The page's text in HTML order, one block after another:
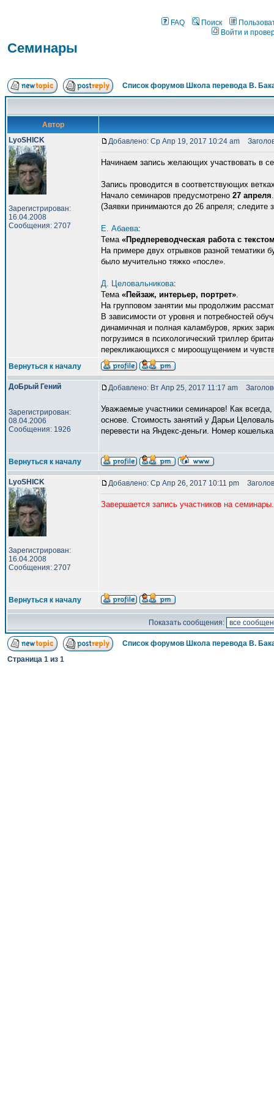
FAQ Поиск
Войти и
Семинары
Список форумов Школа перевода В.
Автор
LyoSHICK
Зарегистрирован:
16.04.2008
Сообщения: 2707
Добавлено: Ср Апр 19, 2017 10:24 am
Начинаем запись желающих участвовать в
Запись проводится в соответствующих
Начало семинаров предусмотрено 27 апреля
(Заявки принимаются до 26 апреля; следите
Е. Абаева:
Тема «Предпереводческая работа с
На примере двух отрывков разной тематики
было мучительно тяжко «после».
Д. Целовальникова:
Тема «Пейзаж, интерьер, портрет».
На групповом занятии мы продолжим
В зависимости от уровня и потребностей
динамичная и полная каламбуров, ярких
погрузимся в психологический триллер
перекликающихся с мироощущением и
Вернуться к началу
ДоБрый Гений
Зарегистрирован:
08.04.2006
Сообщения: 1926
Добавлено: Вт Апр 25, 2017 11:17 am
Уважаемые участники семинаров! Как
основе. Стоимость занятий у Дарьи
перевести на Яндекс-деньги. Номер
Вернуться к началу
LyoSHICK
Зарегистрирован:
16.04.2008
Сообщения: 2707
Добавлено: Ср Апр 26, 2017 10:11 pm
Завершается запись участников на семинары.
Вернуться к началу
Показать сообщения:
Список форумов Школа перевода В.
Страница 1 из 1